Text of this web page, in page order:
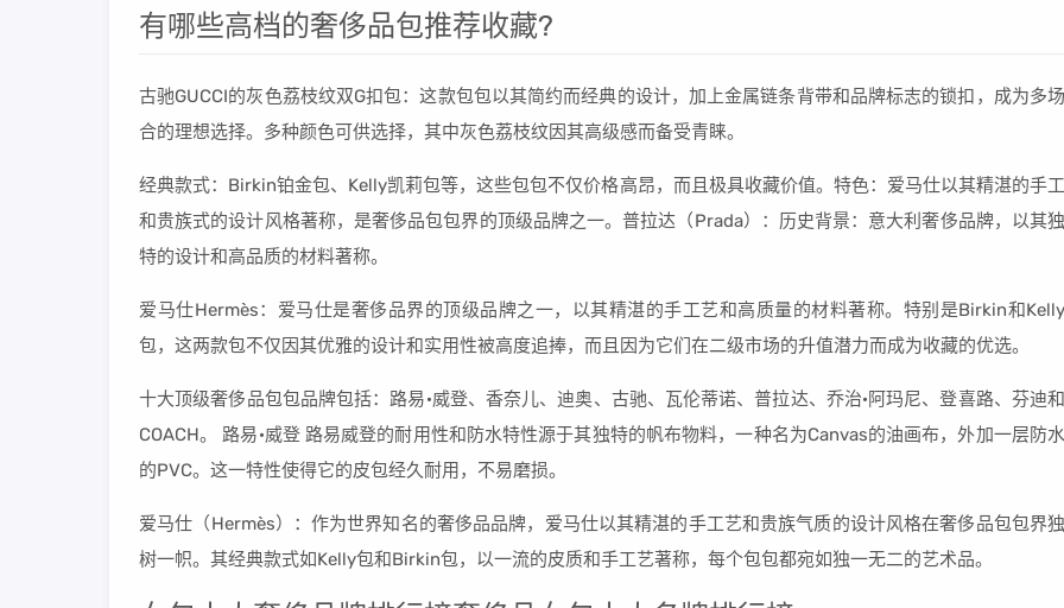
有哪些高档的奢侈品包推荐收藏?
古驰GUCCI的灰色荔枝纹双G扣包：这款包包以其简约而经典的设计，加上金属链条背带和品牌标志的锁扣，成为多场
合的理想选择。多种颜色可供选择，其中灰色荔枝纹因其高级感而备受青睐。
经典款式：Birkin铂金包、Kelly凯莉包等，这些包包不仅价格高昂，而且极具收藏价值。特色：爱马仕以其精湛的手工
和贵族式的设计风格著称，是奢侈品包包界的顶级品牌之一。普拉达（Prada）：历史背景：意大利奢侈品牌，以其独
特的设计和高品质的材料著称。
爱马仕Hermès：爱马仕是奢侈品界的顶级品牌之一，以其精湛的手工艺和高质量的材料著称。特别是Birkin和Kelly
包，这两款包不仅因其优雅的设计和实用性被高度追捧，而且因为它们在二级市场的升值潜力而成为收藏的优选。
十大顶级奢侈品包包品牌包括：路易·威登、香奈儿、迪奥、古驰、瓦伦蒂诺、普拉达、乔治·阿玛尼、登喜路、芬迪和
COACH。 路易·威登 路易威登的耐用性和防水特性源于其独特的帆布物料，一种名为Canvas的油画布，外加一层防水
的PVC。这一特性使得它的皮包经久耐用，不易磨损。
爱马仕（Hermès）：作为世界知名的奢侈品品牌，爱马仕以其精湛的手工艺和贵族气质的设计风格在奢侈品包包界独
树一帜。其经典款式如Kelly包和Birkin包，以一流的皮质和手工艺著称，每个包包都宛如独一无二的艺术品。